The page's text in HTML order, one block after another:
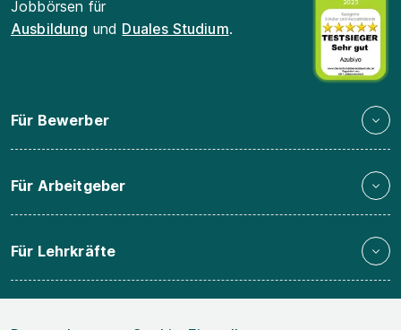
Jobbörsen für
Ausbildung und Duales Studium.
Für Bewerber
Für Arbeitgeber
Für Lehrkräfte